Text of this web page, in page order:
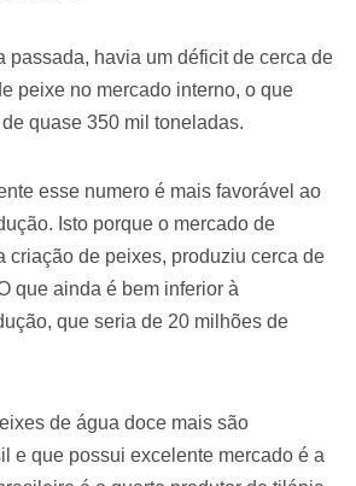
passada, havia um déficit de cerca de
peixe no mercado interno, o que
quase 350 mil toneladas.
esse numero é mais favorável ao
Isto porque o mercado de
criação de peixes, produziu cerca de
que ainda é bem inferior à
que seria de 20 milhões de
de água doce mais são
e que possui excelente mercado é a